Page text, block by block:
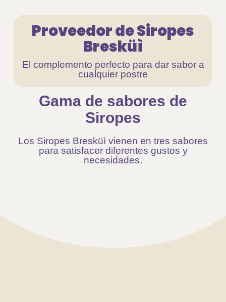
Proveedor de Siropes
Bresküì
El complemento perfecto para dar sabor a
cualquier postre
Gama de sabores de
Siropes
Los Siropes Bresküì vienen en tres sabores
para satisfacer diferentes gustos y
necesidades.